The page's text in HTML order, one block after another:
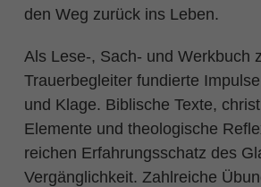
den Weg zurück ins Leben.
Als Lese-, Sach- und Werkbuch
Trauerbegleiter fundierte
und Klage. Biblische Texte,
Elemente und theologische
reichen Erfahrungsschatz des
Vergänglichkeit. Zahlreiche